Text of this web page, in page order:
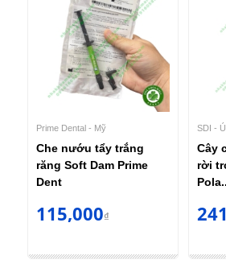
Prime Dental - Mỹ
Che nướu tẩy trắng
răng Soft Dam Prime
Dent
115,000₫
SDI -
Cây
rời